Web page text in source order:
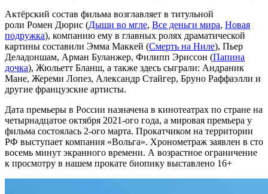
Актёрский состав фильма возглавляет в титульной
роли Ромен Дюрис (Дыши во мгле, Все деньги мира, Новая
подружка), компанию ему в главных ролях драматической
картины составили Эмма Маккей (Смерть на Ниле), Пьер
Деладоншам, Арман Буланжер, Филипп Эриссон (Папина
дочка), Жюльетт Бланш, а также здесь сыграли: Андраник
Мане, Жереми Лопез, Александр Стайгер, Бруно Раффаэлли и
другие французские артисты.
Дата премьеры в России назначена в кинотеатрах по стране на
четырнадцатое октября 2021-ого года, а мировая премьера у
фильма состоялась 2-ого марта. Прокатчиком на территории
РФ выступает компания «Вольга». Хронометраж заявлен в сто
восемь минут экранного времени. А возрастное ограничение
к просмотру в нашем прокате биопику выставлено 16+